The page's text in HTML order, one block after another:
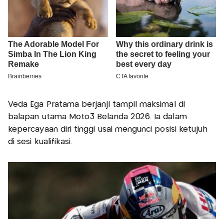
Veda Ega Pratama berjanji tampil maksimal di
balapan utama Moto3 Belanda 2026. Ia dalam
kepercayaan diri tinggi usai mengunci posisi ketujuh
di sesi kualifikasi.